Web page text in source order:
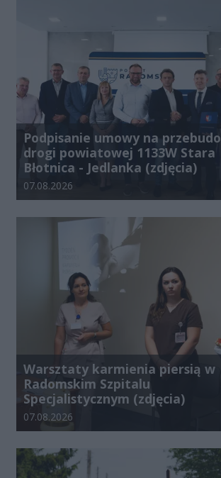
Podpisanie umowy na
drogi powiatowej 1133W Stara
Błotnica - Jedlanka (zdjęcia)
Data dodania galerii:
07.08.2026
Warsztaty karmienia piersią w
Radomskim Szpitalu
Specjalistycznym (zdjęcia)
Data dodania galerii:
07.08.2026